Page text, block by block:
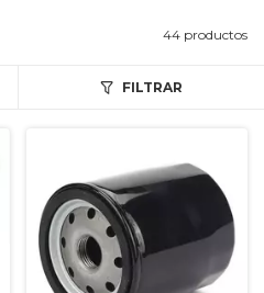
44 productos
FILTRAR